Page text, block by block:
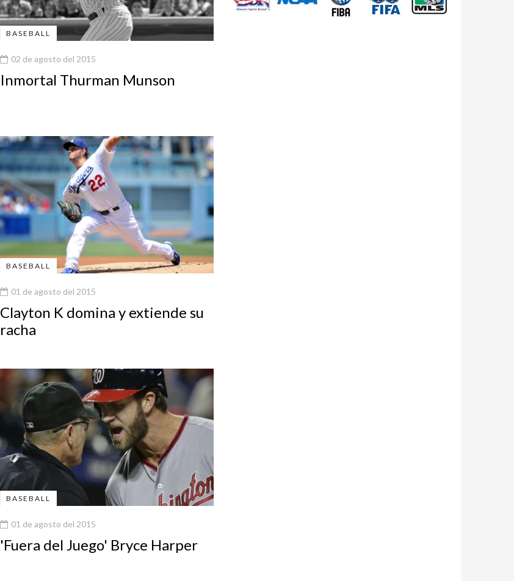
BASEBALL
02 de agosto del 2015
Inmortal Thurman Munson
BASEBALL
01 de agosto del 2015
Clayton K domina y extiende su
racha
BASEBALL
01 de agosto del 2015
'Fuera del Juego' Bryce Harper